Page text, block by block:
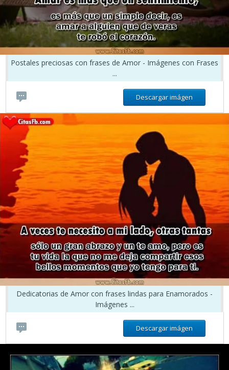
Postales preciosas con frases de Amor - Imágenes con Frases
...
Descargar imágen
Dedicatorias de Amor con frases lindas para Enamorados -
Imágenes ...
Descargar imágen